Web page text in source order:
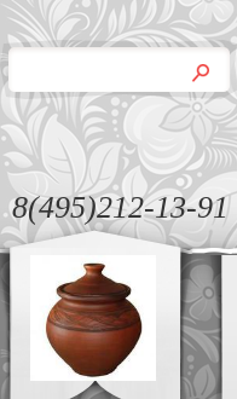
8(495)212-13-91